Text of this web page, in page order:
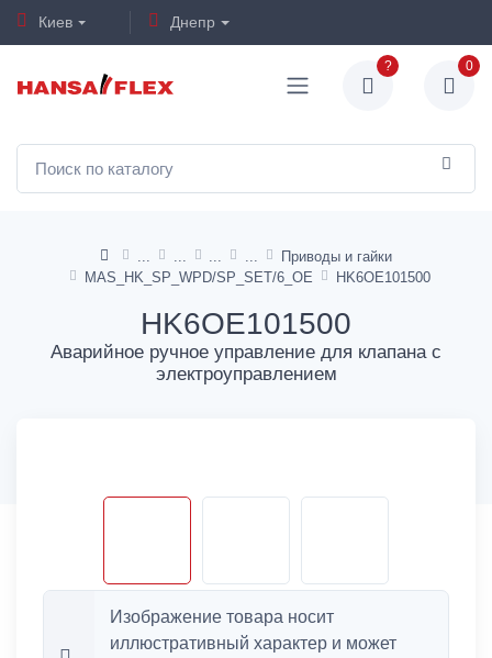
Киев Днепр
? 0
Приводы и гайки
MAS_HK_SP_WPD/SP_SET/6_OE
HK6OE101500
HK6OE101500
Аварийное ручное управление для клапана с
электроуправлением
Изображение товара носит
иллюстративный характер и может